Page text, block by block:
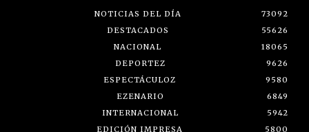
NOTICIAS DEL DÍA
73092
DESTACADOS
55626
NACIONAL
18065
DEPORTEZ
9626
ESPECTÁCULOZ
9580
EZENARIO
6849
INTERNACIONAL
5942
EDICIÓN IMPRESA
5800